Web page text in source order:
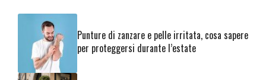
Punture di zanzare e pelle irritata, cosa sapere
per proteggersi durante l’estate